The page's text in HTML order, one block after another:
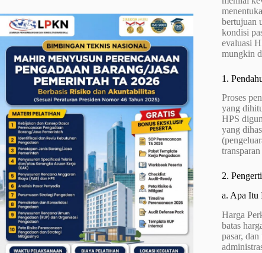
bertujuan
kondisi
evaluasi
mungkin
1.
Proses
yang
HPS
yang
2.
a. Apa Itu
Harga
batas
pasar,